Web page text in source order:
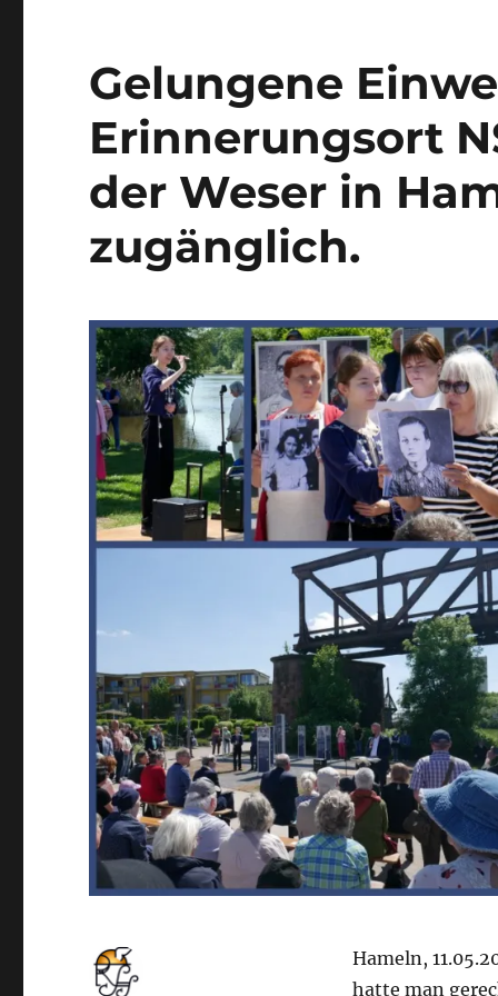
in
Hameln-
Pyrmont
Gelungene
Erinnerungsort
der Weser in
zugänglich.
Hameln,
hatte man